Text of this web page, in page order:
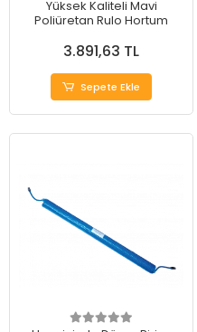
Yüksek Kaliteli Mavi
Poliüretan Rulo Hortum
3.891,63 TL
Sepete Ekle